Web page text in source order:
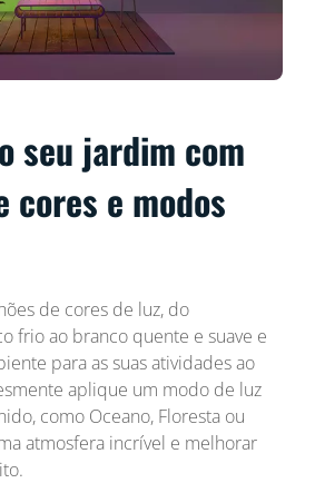
seu jardim com
cores e modos
de cores de luz, do
frio ao branco quente e suave e
para as suas atividades ao
aplique um modo de luz
como Oceano, Floresta ou
atmosfera incrível e melhorar